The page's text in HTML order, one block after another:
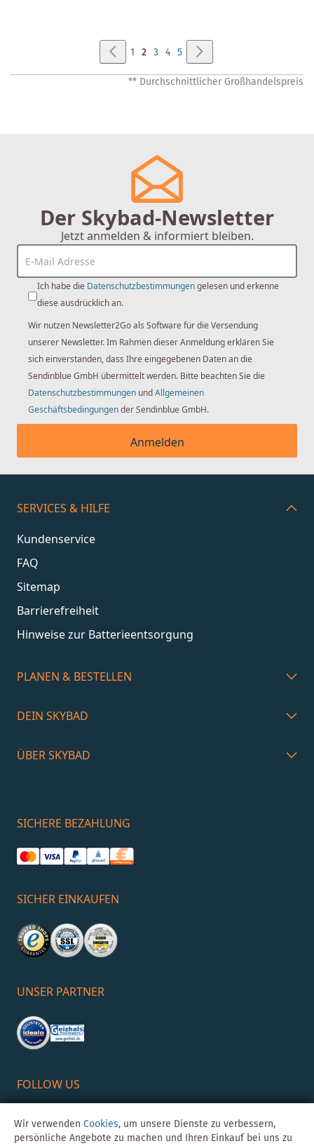
Seite Seite
Zurück
Seite
1 Sie
lesen
2 Seite
3 Seite
4 Seite
5
** Durchschnittlicher Großhandelspreis
Der Skybad-Newsletter
Jetzt anmelden & informiert bleiben.
Ich habe die Datenschutzbestimmungengelesen und erkenne
diese ausdrücklich an.
Wir nutzen Newsletter2Go als Software für die Versendung
unserer Newsletter. Im Rahmen dieser Anmeldung erklären Sie
sich einverstanden, dass Ihre eingegebenen Daten an die
Sendinblue GmbH übermittelt werden. Bitte beachten Sie die
Datenschutzbestimmungen undAllgemeinen
Geschäftsbedingungender Sendinblue GmbH.
Anmelden
SERVICES & HILFE
Kundenservice
FAQ
Sitemap
Barrierefreiheit
Hinweise zur Batterieentsorgung
PLANEN & BESTELLEN
DEIN SKYBAD
ÜBER SKYBAD
SICHERE BEZAHLUNG
SICHER EINKAUFEN
UNSER PARTNER
FOLLOW US
Wir verwenden Cookies, um unsere Dienste zu verbessern,
persönliche Angebote zu machen und Ihren Einkauf bei uns zu